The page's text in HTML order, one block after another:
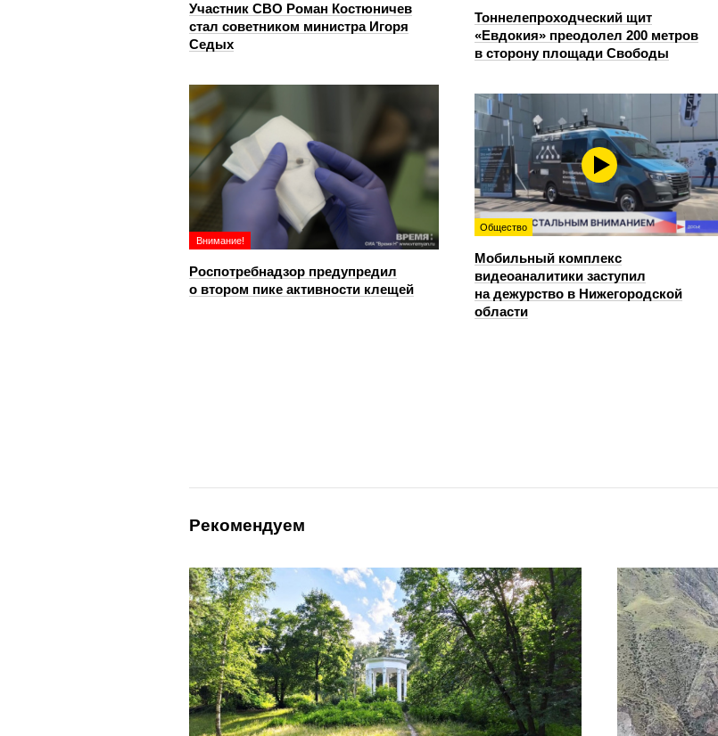
Участник СВО Роман Костюничев
стал советником министра Игоря
Седых
Тоннелепроходческий щит
«Евдокия» преодолел 200 метров
в сторону площади Свободы
Внимание!
Роспотребнадзор предупредил
о втором пике активности клещей
Общество
Мобильный комплекс
видеоаналитики заступил
на дежурство в Нижегородской
области
Рекомендуем